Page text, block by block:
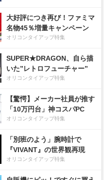
大好評につき再び！ファミマ
名物45％増量キャンペーン
オリコンタイアップ特集
SUPER★DRAGON、自ら描
いた”レトロフューチャー”
オリコンタイアップ特集
【驚愕】メーカー社員が推す
「10万円台」神コスパPC
オリコンタイアップ特集
「別班のよう」腕時計で
『VIVANT』の世界観再現
オリコンタイアップ特集